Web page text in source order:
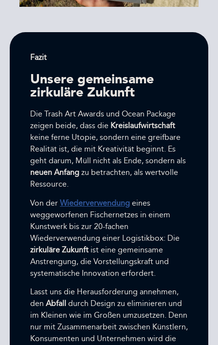
Fazit
Unsere gemeinsame
zirkuläre Zukunft
Die Trash Art Awards und Ocean Package
zeigen beide, dass die Kreislaufwirtschaft
keine ferne Utopie, sondern eine greifbare
Realität ist, die mit Kreativität beginnt. Es
geht darum, Müll nicht als Ende, sondern als
neuen Anfang zu betrachten, als wertvolle
Ressource.
Von der Wiederverwendung eines
weggeworfenen Fischernetzes in einem
Kunstwerk bis zur 20-fachen
Wiederverwendung einer Logistikbox: Die
zirkuläre Zukunft ist eine gemeinsame
Anstrengung, die Vorstellungskraft und
systematische Innovation erfordert.
Lasst uns die Herausforderung annehmen,
den Abfall durch Design zu eliminieren und
im Kleinen wie im Großen umzusetzen. Denn
nur mit Zusammenarbeit zwischen Künstlern,
Konsumenten und Unternehmen wird die